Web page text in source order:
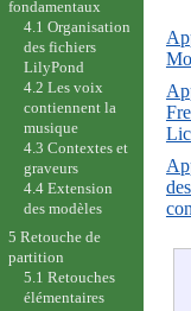
fondamentaux
4.1 Organisation
des fichiers
LilyPond
4.2 Les voix
contiennent la
musique
4.3 Contextes et
graveurs
4.4 Extension
des modèles
5 Retouche de
partition
5.1 Retouches
élémentaires